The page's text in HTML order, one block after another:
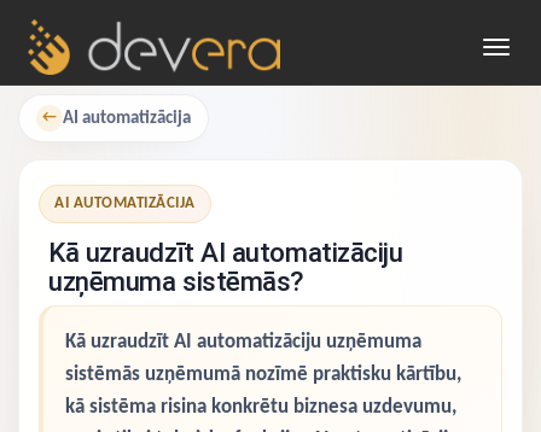
← AI automatizācija
AI AUTOMATIZĀCIJA
Kā uzraudzīt AI automatizāciju
uzņēmuma sistēmās?
Kā uzraudzīt AI automatizāciju uzņēmuma
sistēmās uzņēmumā nozīmē praktisku kārtību,
kā sistēma risina konkrētu biznesa uzdevumu,